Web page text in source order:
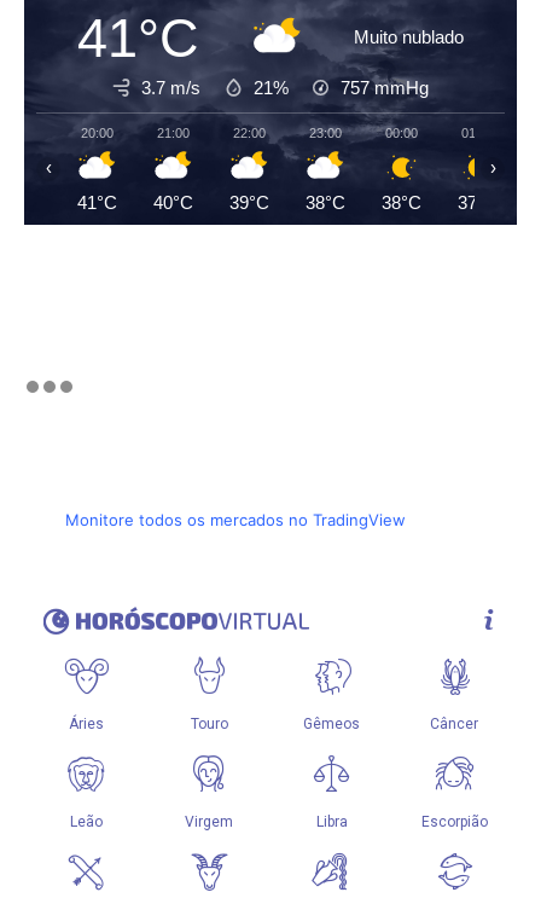
41°C Muito nublado
3.7 m/s 21% 757mmHg
20:00
41°C
21:00
40°C
22:00
39°C
23:00
38°C
00:00
38°C
01:00
37°C
‹ ›
Monitore todos os mercados no TradingView